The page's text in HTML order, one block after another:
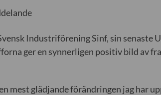
Industriförening Sinf, sin senaste
ger en synnerligen positiv bild av
mest glädjande förändringen jag har